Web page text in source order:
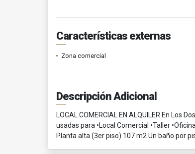
Características externas
Zona comercial
Descripción Adicional
LOCAL COMERCIAL EN ALQUILER En Los
usadas para •Local Comercial •Taller
Planta alta (3er piso) 107 m2 Un baño por